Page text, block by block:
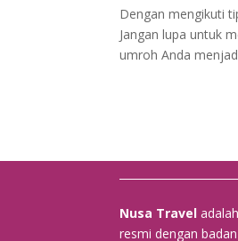
Dengan mengikuti
Jangan lupa untuk
umroh Anda
Nusa Travel
resmi dengan